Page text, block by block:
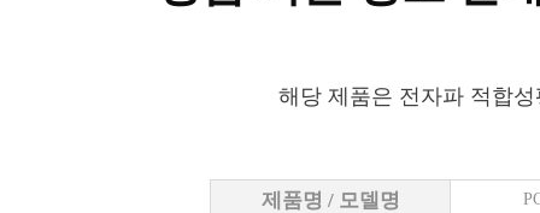
해당 제품은 전자파 적합
제품명 / 모델명